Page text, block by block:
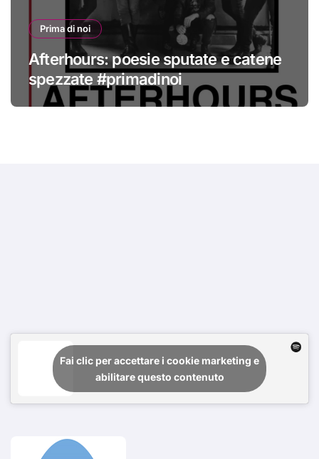
Prima di noi
Afterhours: poesie sputate e catene
spezzate #primadinoi
Fai clic per accettare i cookie marketing e
abilitare questo contenuto